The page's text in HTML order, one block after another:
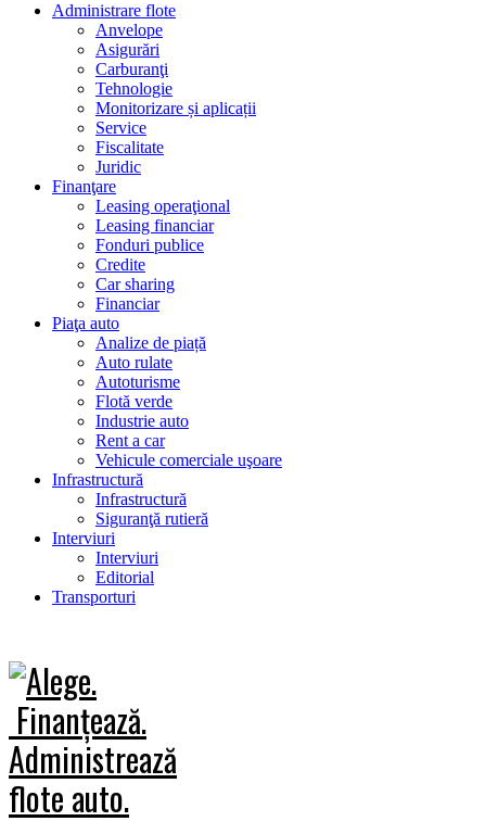
Administrare flote
Anvelope
Asigurări
Carburanţi
Tehnologie
Monitorizare și aplicații
Service
Fiscalitate
Juridic
Finanţare
Leasing operaţional
Leasing financiar
Fonduri publice
Credite
Car sharing
Financiar
Piaţa auto
Analize de piață
Auto rulate
Autoturisme
Flotă verde
Industrie auto
Rent a car
Vehicule comerciale uşoare
Infrastructură
Infrastructură
Siguranţă rutieră
Interviuri
Interviuri
Editorial
Transporturi